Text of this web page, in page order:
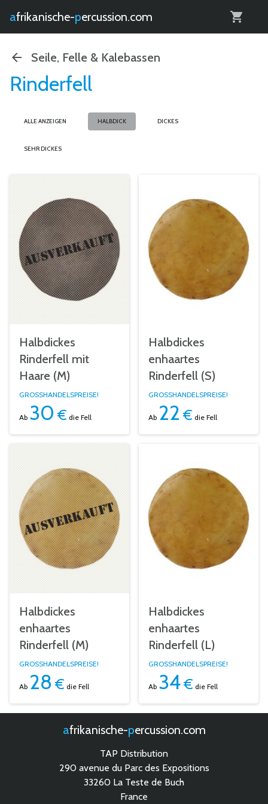
afrikanische- percussion.com
Seile, Felle & Kalebassen
Rinderfell
ALLE ANZEIGEN HALBDICK DICKES
SEHR DICKES
Halbdickes
Rinderfell mit
Haare (M)
GROSSHANDELSPREISE!
Ab 30 € die Fell
Halbdickes
enhaartes
Rinderfell (S)
GROSSHANDELSPREISE!
Ab 22 € die Fell
Halbdickes
enhaartes
Rinderfell (M)
GROSSHANDELSPREISE!
Ab 28 € die Fell
Halbdickes
enhaartes
Rinderfell (L)
GROSSHANDELSPREISE!
Ab 34€ die Fell
afrikanische- percussion.com
TAP Distribution
290 avenue du Parc des Expositions
33260 La Teste de Buch
France